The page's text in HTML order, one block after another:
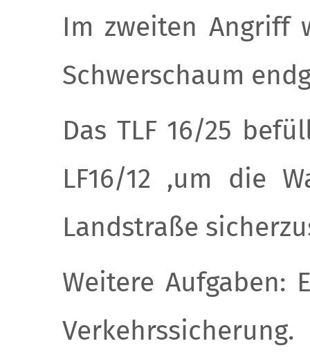
Im zweiten Angriff
Schwerschaum
Das TLF 16/25
LF16/12 ,um die
Landstraße
Weitere Aufgaben:
Verkehrssicherung.